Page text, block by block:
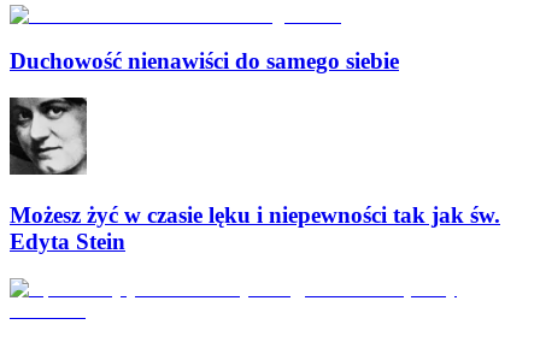
Duchowość nienawiści do samego siebie
Możesz żyć w czasie lęku i niepewności tak jak św.
Edyta Stein